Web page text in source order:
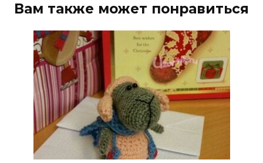
Вам также может понравиться